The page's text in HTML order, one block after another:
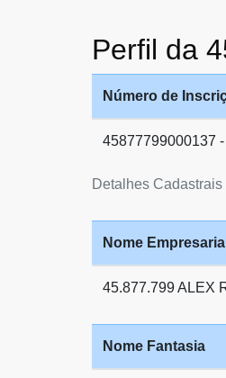
Perfil da
Detalhes
Número de
45877799000137
Nome Empresarial
45.877.799 ALEX
Nome Fantasia